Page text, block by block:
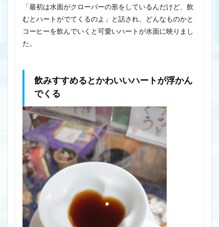
「最初は水面がクローバーの形をしているんだけど、飲
むとハートがでてくるのよ」と話され、どんなものかと
コーヒーを飲んでいくと可愛いハートが水面に映りまし
た。
飲みすすめるとかわいいハートが浮かん
でくる